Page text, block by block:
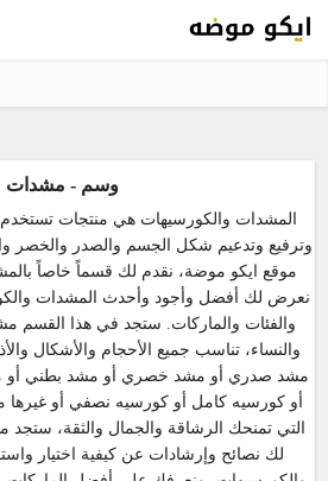
وسم - مشدات
المشدات والكورسيهات هي منتجات
وترفيع وتدعيم شكل الجسم والصدر والخصر
موقع ايكو موضة، نقدم لك قسماً خاصاً
نعرض لك أفضل وأجود وأحدث المشدات
والفئات والماركات. ستجد في هذا القسم
والنساء، تناسب جميع الأحجام والأشكال
مشد صدري أو مشد خصري أو مشد بطني أو
أو كورسيه كامل أو كورسيه نصفي أو
التي تمنحك الرشاقة والجمال والثقة، ستجد
لك نصائح وإرشادات عن كيفية اختيار